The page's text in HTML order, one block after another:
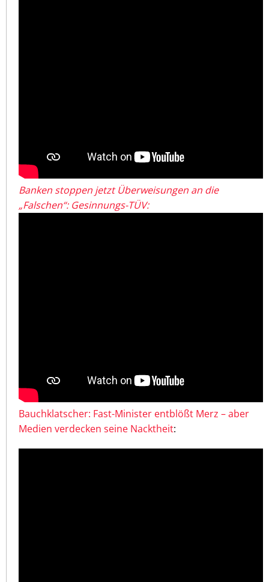
Banken stoppen jetzt Überweisungen an die
„Falschen“: Gesinnungs-TÜV:
Bauchklatscher: Fast-Minister entblößt Merz – aber
Medien verdecken seine Nacktheit: